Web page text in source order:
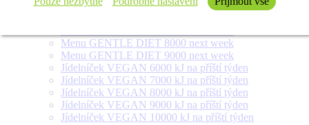
Menu FOR DIABETICS 300 g next week
Menu GENTLE DIET 8000 next week
Menu GENTLE DIET 9000 next week
Jídelníček VEGAN 6000 kJ na příští týden
Jídelníček VEGAN 7000 kJ na příští týden
Jídelníček VEGAN 8000 kJ na příští týden
Jídelníček VEGAN 9000 kJ na příští týden
Jídelníček VEGAN 10000 kJ na příští týden